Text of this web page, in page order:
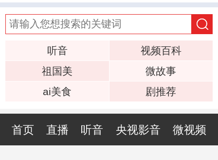
听音
视频百科
祖国美
微故事
ai美食
剧推荐
首页 直播 听音 央视影音 微视频